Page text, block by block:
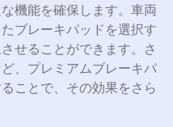
機能を確保します。車両
ブレーキパッドを選択す
せることができます。さ
、プレミアムブレーキパ
ことで、その効果をさら